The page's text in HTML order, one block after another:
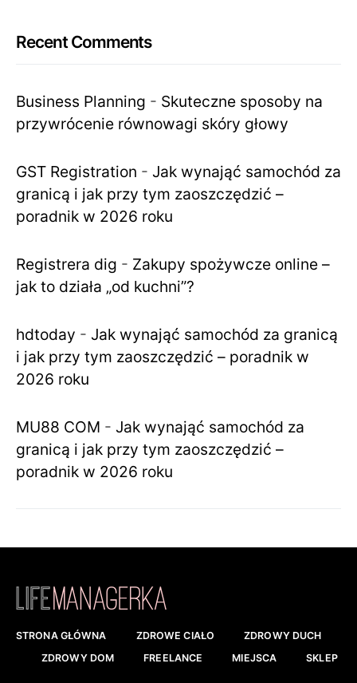
Recent Comments
Business Planning - Skuteczne sposoby na
przywrócenie równowagi skóry głowy
GST Registration - Jak wynająć samochód za
granicą i jak przy tym zaoszczędzić –
poradnik w 2026 roku
Registrera dig - Zakupy spożywcze online –
jak to działa „od kuchni”?
hdtoday - Jak wynająć samochód za granicą
i jak przy tym zaoszczędzić – poradnik w
2026 roku
MU88 COM - Jak wynająć samochód za
granicą i jak przy tym zaoszczędzić –
poradnik w 2026 roku
STRONA GŁÓWNA ZDROWE CIAŁO
ZDROWY DUCH
ZDROWY DOM
FREELANCE MIEJSCA SKLEP